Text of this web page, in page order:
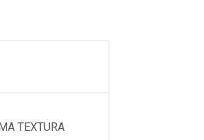
TEXTURA